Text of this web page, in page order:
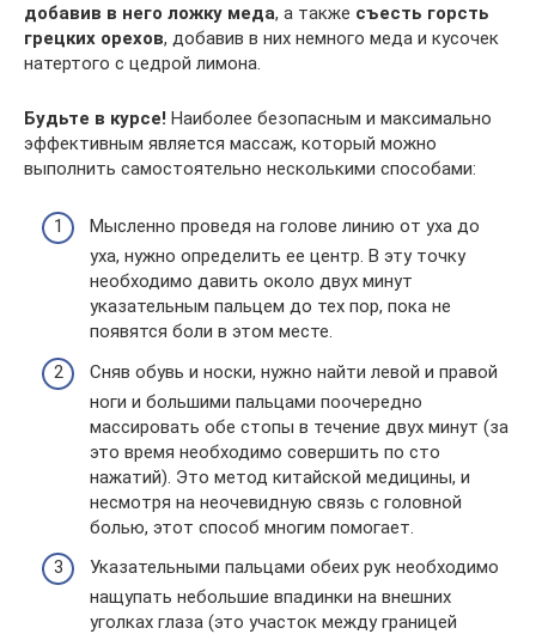
добавив в него ложку меда, а также съесть горсть
грецких орехов, добавив в них немного меда и кусочек
натертого с цедрой лимона.
Будьте в курсе! Наиболее безопасным и максимально
эффективным является массаж, который можно
выполнить самостоятельно несколькими способами:
Мысленно проведя на голове линию от уха до
уха, нужно определить ее центр. В эту точку
необходимо давить около двух минут
указательным пальцем до тех пор, пока не
появятся боли в этом месте.
Сняв обувь и носки, нужно найти левой и правой
ноги и большими пальцами поочередно
массировать обе стопы в течение двух минут (за
это время необходимо совершить по сто
нажатий). Это метод китайской медицины, и
несмотря на неочевидную связь с головной
болью, этот способ многим помогает.
Указательными пальцами обеих рук необходимо
нащупать небольшие впадинки на внешних
уголках глаза (это участок между границей